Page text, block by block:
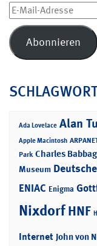
E-
Mail-
Adresse
Abonnieren
Ada Lovelace Alan
Apple Macintosh
Park Charles
Museum
ENIAC Enigma
NixdorfHNF
Internet John von